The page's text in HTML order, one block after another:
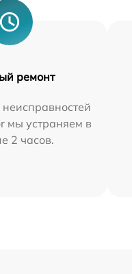
ремонт
мы устраняем в
2 часов.